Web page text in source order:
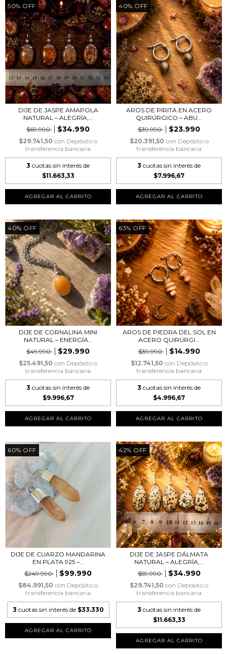
50% OFF
DIJE DE JASPE AMAPOLA
NATURAL – ALEGRÍA,...
$69.990
$34.990
$29.741,50 con Depósito o
transferencia bancaria
3 cuotas sin interés de
$11.663,33
AGREGAR AL CARRITO
40% OFF
AROS DE PIRITA EN ACERO
QUIRÚRGICO – ABU...
$39.990
$23.990
$20.391,50 con Depósito o
transferencia bancaria
3 cuotas sin interés de
$7.996,67
40% OFF
DIJE DE CORNALINA MINI
NATURAL – ENERGÍA...
$49.990
$29.990
$25.491,50 con Depósito o
transferencia bancaria
3 cuotas sin interés de
$9.996,67
63% OFF
AROS DE PIEDRA DEL SOL EN
ACERO QUIRÚRGI...
$39.990
$14.990
$12.741,50 con Depósito o
transferencia bancaria
3 cuotas sin interés de
$4.996,67
60% OFF
DIJE DE CUARZO MANDARINA
EN PLATA 925 –...
$249.990
$99.990
$84.991,50 con Depósito o
transferencia bancaria
3 cuotas sin interés de $33.330
AGREGAR AL CARRITO
42% OFF
DIJE DE JASPE DÁLMATA
NATURAL – ALEGRÍA,...
$59.990
$34.990
$29.741,50 con Depósito o
transferencia bancaria
3 cuotas sin interés de
$11.663,33
AGREGAR AL CARRITO